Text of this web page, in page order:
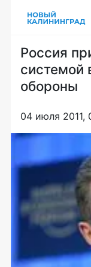
Россия
системой
обороны
04 июля 2011,